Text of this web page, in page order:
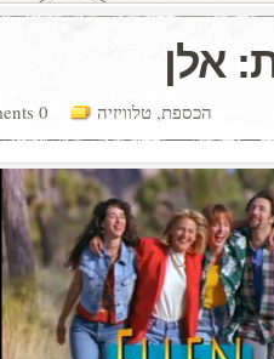
אלן
0 comments הכספת, טלוויזיה